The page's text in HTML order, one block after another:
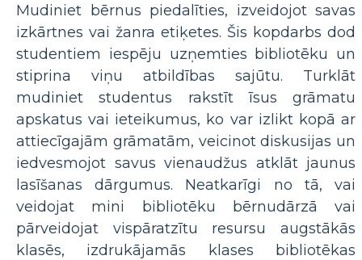
Mudiniet bērnus piedalīties, izveidojot savas
izkārtnes vai žanra etiķetes. Šis kopdarbs dod
studentiem iespēju uzņemties bibliotēku un
stiprina viņu atbildības sajūtu. Turklāt
mudiniet studentus rakstīt īsus grāmatu
apskatus vai ieteikumus, ko var izlikt kopā ar
attiecīgajām grāmatām, veicinot diskusijas un
iedvesmojot savus vienaudžus atklāt jaunus
lasīšanas dārgumus. Neatkarīgi no tā, vai
veidojat mini bibliotēku bērnudārzā vai
pārveidojat vispāratzītu resursu augstākās
klasēs, izdrukājamās klases bibliotēkas